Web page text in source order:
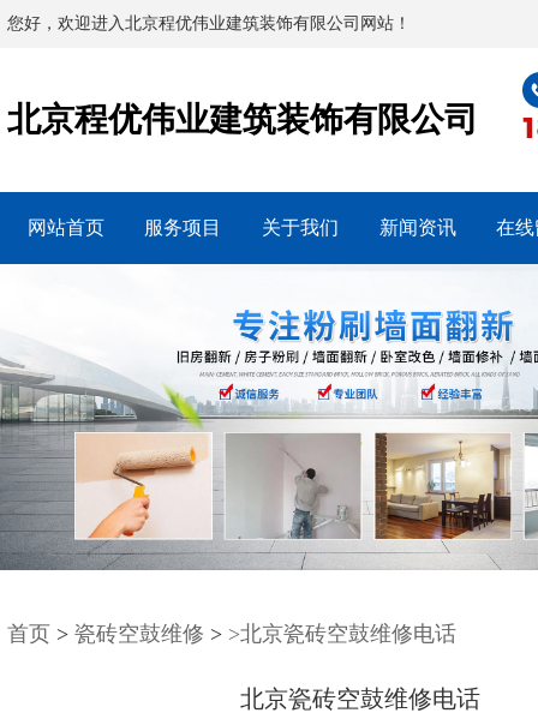
您好，欢迎进入北京程优伟业建筑装饰有限公司网站！
北京程优伟业建筑装饰有限公司
网站首页 服务项目 关于我们 新闻资讯 在
首页 > 瓷砖空鼓维修 > >北京瓷砖空鼓维修电话
北京瓷砖空鼓维修电话